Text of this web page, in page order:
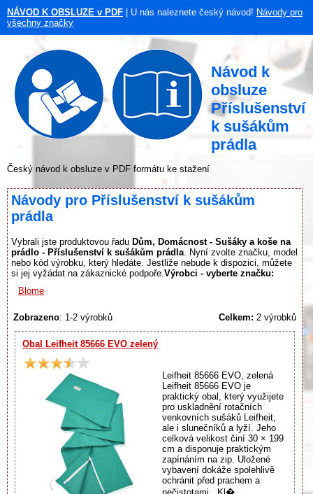
NÁVOD K OBSLUZE v PDF | U nás naleznete český návod! Návody pro
všechny značky
Návod k
obsluze
Příslušenství
k sušákům
prádla
Český návod k obsluze v PDF formátu ke stažení
Návody pro Příslušenství k sušákům
prádla
Vybrali jste produktovou řadu Dům, Domácnost - Sušáky a koše na
prádlo - Příslušenství k sušákům prádla . Nyní zvolte značku, model
nebo kód výrobku, který hledáte. Jestliže nebude k dispozici, můžete
si jej vyžádat na zákaznické podpoře. Výrobci - vyberte značku:
Blome
Zobrazeno: 1-2 výrobků Celkem: 2 výrobků
Obal Leifheit 85666 EVO zelený
Leifheit 85666 EVO, zelená
Leifheit 85666 EVO je
praktický obal, který využijete
pro uskladnění rotačních
venkovních sušáků Leifheit,
ale i slunečníků a lyží. Jeho
celková velikost činí 30 × 199
cm a disponuje praktickým
zapínáním na zip. Uložené
vybavení dokáže spolehlivě
ochránit před prachem a